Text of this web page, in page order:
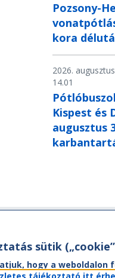
Pozsony-
kora
2026.
14.01
Kispest és
augusztus
Hírlevelünk
aktuális
sütik
hogy a weboldalon